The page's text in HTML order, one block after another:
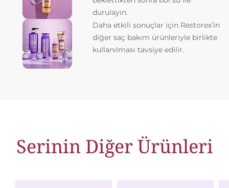
durulayın.
Daha etkili sonuçlar için Restorex’in
diğer saç bakım ürünleriyle birlikte
kullanılması tavsiye edilir.
Serinin Diğer Ürünleri